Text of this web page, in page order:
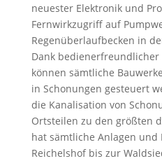
neuester Elektronik und
Fernwirkzugriff auf
Regenüberlaufbecken in
Dank
können sämtliche
in Schonungen gesteuert
die Kanalisation von
Ortsteilen zu den größten
hat sämtliche Anlagen und
Reichelshof bis zur